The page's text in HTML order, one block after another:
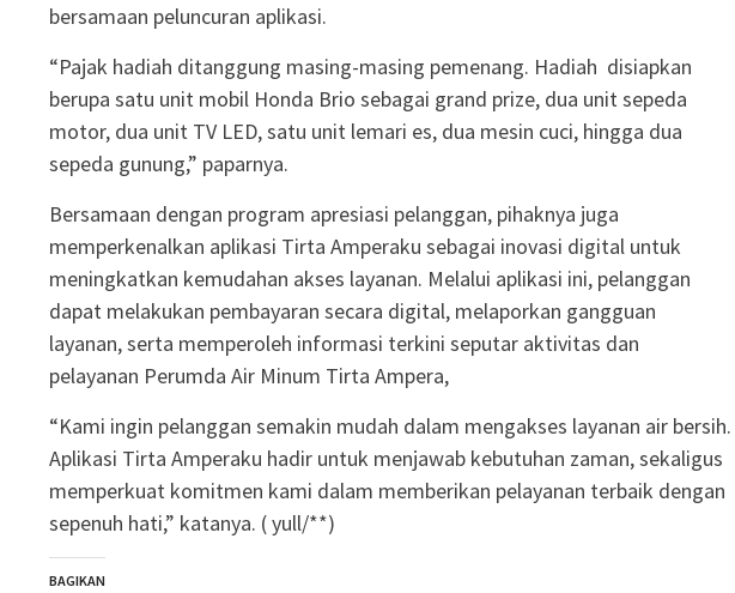
bersamaan peluncuran aplikasi.
“Pajak hadiah ditanggung masing-masing pemenang. Hadiah disiapkan
berupa satu unit mobil Honda Brio sebagai grand prize, dua unit sepeda
motor, dua unit TV LED, satu unit lemari es, dua mesin cuci, hingga dua
sepeda gunung,” paparnya.
Bersamaan dengan program apresiasi pelanggan, pihaknya juga
memperkenalkan aplikasi Tirta Amperaku sebagai inovasi digital untuk
meningkatkan kemudahan akses layanan. Melalui aplikasi ini, pelanggan
dapat melakukan pembayaran secara digital, melaporkan gangguan
layanan, serta memperoleh informasi terkini seputar aktivitas dan
pelayanan Perumda Air Minum Tirta Ampera,
“Kami ingin pelanggan semakin mudah dalam mengakses layanan air bersih.
Aplikasi Tirta Amperaku hadir untuk menjawab kebutuhan zaman, sekaligus
memperkuat komitmen kami dalam memberikan pelayanan terbaik dengan
sepenuh hati,” katanya. ( yull/**)
BAGIKAN